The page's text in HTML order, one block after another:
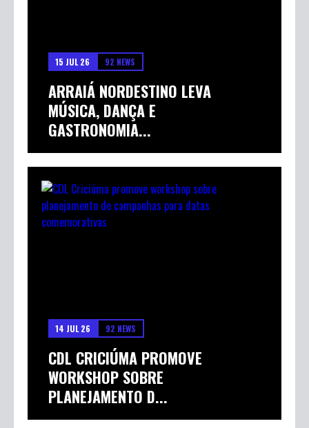
15 JUL 26 92 NEWS
ARRAIÁ NORDESTINO LEVA
MÚSICA, DANÇA E
GASTRONOMIA...
14 JUL 26 92 NEWS
CDL CRICIÚMA PROMOVE
WORKSHOP SOBRE
PLANEJAMENTO D...